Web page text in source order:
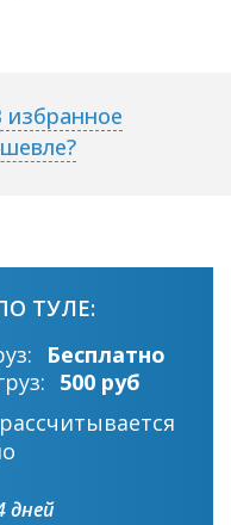
избранное
ТУЛЕ:
Бесплатно
500 руб
дней